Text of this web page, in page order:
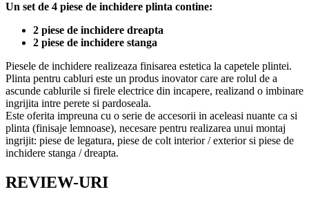
Un set de 4 piese de inchidere plinta contine:
2 piese de inchidere dreapta
2 piese de inchidere stanga
Piesele de inchidere realizeaza finisarea estetica la capetele plintei.
Plinta pentru cabluri este un produs inovator care are rolul de a
ascunde cablurile si firele electrice din incapere, realizand o imbinare
ingrijita intre perete si pardoseala.
Este oferita impreuna cu o serie de accesorii in aceleasi nuante ca si
plinta (finisaje lemnoase), necesare pentru realizarea unui montaj
ingrijit: piese de legatura, piese de colt interior / exterior si piese de
inchidere stanga / dreapta.
REVIEW-URI